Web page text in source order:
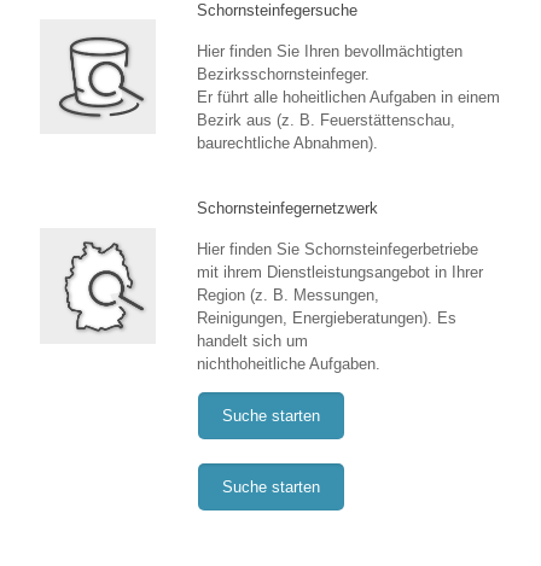
Schornsteinfegersuche
Hier finden Sie Ihren bevollmächtigten
Bezirksschornsteinfeger.
Er führt alle hoheitlichen Aufgaben in einem
Bezirk aus (z. B. Feuerstättenschau,
baurechtliche Abnahmen).
Schornsteinfegernetzwerk
Hier finden Sie Schornsteinfegerbetriebe
mit ihrem Dienstleistungsangebot in Ihrer
Region (z. B. Messungen,
Reinigungen, Energieberatungen). Es
handelt sich um
nichthoheitliche Aufgaben.
Suche starten
Suche starten